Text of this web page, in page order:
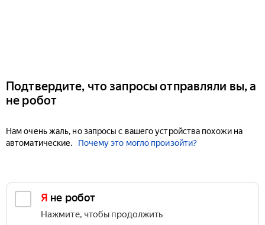
Подтвердите, что запросы отправляли вы, а
не робот
Нам очень жаль, но запросы с вашего устройства похожи на
автоматические.
Почему это могло произойти?
Я не робот
Нажмите, чтобы продолжить